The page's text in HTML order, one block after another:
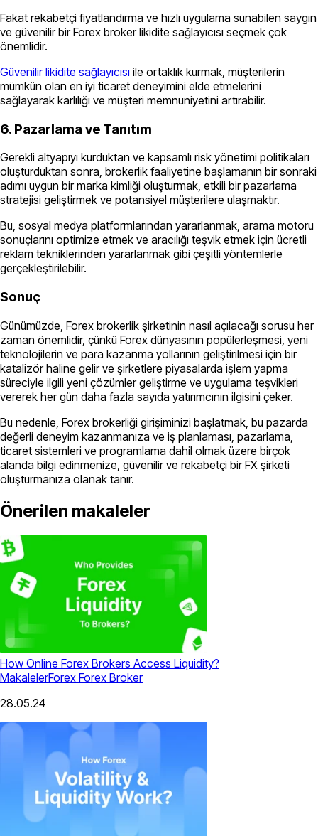
Fakat rekabetçi fiyatlandırma ve hızlı uygulama sunabilen saygın
ve güvenilir bir Forex broker likidite sağlayıcısı seçmek çok
önemlidir.
Güvenilir likidite sağlayıcısı ile ortaklık kurmak, müşterilerin
mümkün olan en iyi ticaret deneyimini elde etmelerini
sağlayarak karlılığı ve müşteri memnuniyetini artırabilir.
6. Pazarlama ve Tanıtım
Gerekli altyapıyı kurduktan ve kapsamlı risk yönetimi politikaları
oluşturduktan sonra, brokerlik faaliyetine başlamanın bir sonraki
adımı uygun bir marka kimliği oluşturmak, etkili bir pazarlama
stratejisi geliştirmek ve potansiyel müşterilere ulaşmaktır.
Bu, sosyal medya platformlarından yararlanmak, arama motoru
sonuçlarını optimize etmek ve aracılığı teşvik etmek için ücretli
reklam tekniklerinden yararlanmak gibi çeşitli yöntemlerle
gerçekleştirilebilir.
Sonuç
Günümüzde, Forex brokerlik şirketinin nasıl açılacağı sorusu her
zaman önemlidir, çünkü Forex dünyasının popülerleşmesi, yeni
teknolojilerin ve para kazanma yollarının geliştirilmesi için bir
katalizör haline gelir ve şirketlere piyasalarda işlem yapma
süreciyle ilgili yeni çözümler geliştirme ve uygulama teşvikleri
vererek her gün daha fazla sayıda yatırımcının ilgisini çeker.
Bu nedenle, Forex brokerliği girişiminizi başlatmak, bu pazarda
değerli deneyim kazanmanıza ve iş planlaması, pazarlama,
ticaret sistemleri ve programlama dahil olmak üzere birçok
alanda bilgi edinmenize, güvenilir ve rekabetçi bir FX şirketi
oluşturmanıza olanak tanır.
Önerilen makaleler
How Online Forex Brokers Access Liquidity?
MakalelerForex Forex Broker
28.05.24